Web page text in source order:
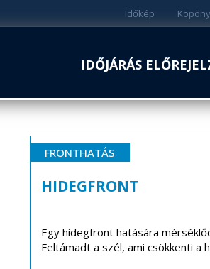
Időkép
IDŐJÁRÁS
FRONTHATÁS
HIDEGFRONT
Egy hidegfront hatására
Feltámadt a szél, ami csökkenti a